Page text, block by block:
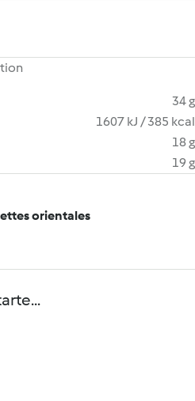
34 g
1607 kJ / 385 kcal
18 g
19 g
orientales